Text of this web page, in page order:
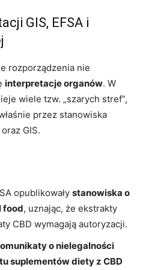
GIS, EFSA i
rozporządzenia nie
interpretacje organów. W
wiele tzw. „szarych stref”,
przez stanowiska
GIS.
opublikowały stanowiska o
food, uznając, że ekstrakty
CBD wymagają autoryzacji.
o nielegalności
suplementów diety z CBD